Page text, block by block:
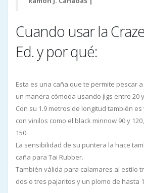
Cuando usar la
Ed. y por qué:
Esta es una caña que te permite pescar
un manera cómoda usando jigs entre 20
Con su 1.9 metros de longitud también
con vinilos como el black minnow 90 y
150.
La sensibilidad de su puntera la hace
caña para Tai Rubber.
También válida para calamares al estilo
dos o tres pajaritos y un plomo de hasta